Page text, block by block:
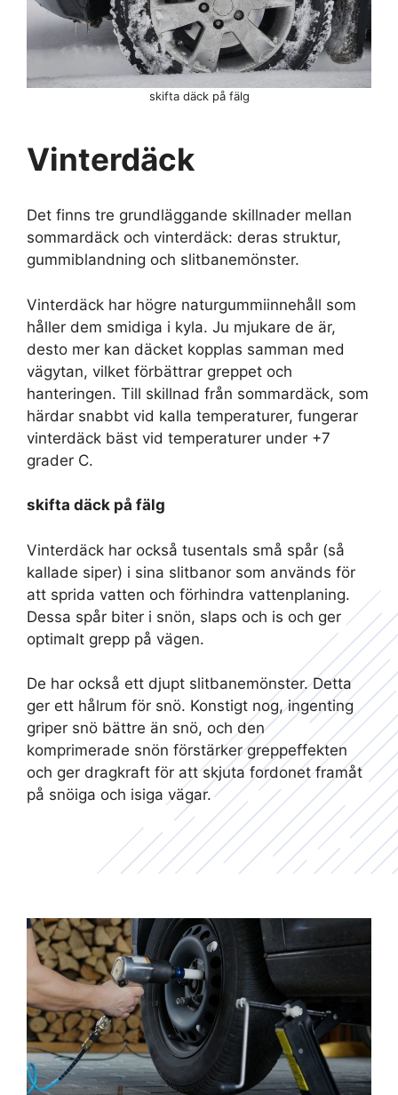
Vinterdäck
Det finns tre grundläggande skillnader mellan
sommardäck och vinterdäck: deras struktur,
gummiblandning och slitbanemönster.
Vinterdäck har högre naturgummiinnehåll som
håller dem smidiga i kyla. Ju mjukare de är,
desto mer kan däcket kopplas samman med
vägytan, vilket förbättrar greppet och
hanteringen. Till skillnad från sommardäck, som
härdar snabbt vid kalla temperaturer, fungerar
vinterdäck bäst vid temperaturer under +7
grader C.
skifta däck på fälg
Vinterdäck har också tusentals små spår (så
kallade siper) i sina slitbanor som används för
att sprida vatten och förhindra vattenplaning.
Dessa spår biter i snön, slaps och is och ger
optimalt grepp på vägen.
De har också ett djupt slitbanemönster. Detta
ger ett hålrum för snö. Konstigt nog, ingenting
griper snö bättre än snö, och den
komprimerade snön förstärker greppeffekten
och ger dragkraft för att skjuta fordonet framåt
på snöiga och isiga vägar.
skifta däck på fälg